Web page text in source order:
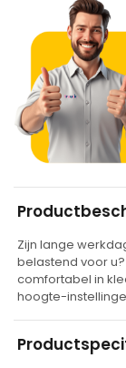
t
e
r
a
Zijn lange
belastend voor u?
comfortabel in
hoogte-